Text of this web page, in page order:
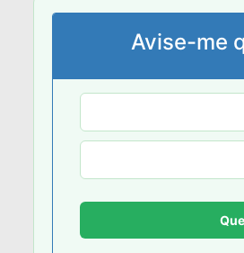
Avise-me